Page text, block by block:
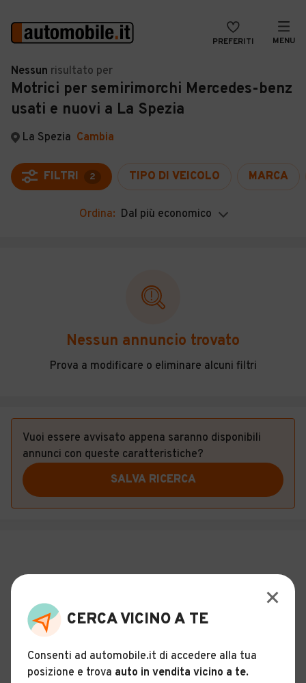
PREFERITI MENU
Auto
Auto usate
Auto Km 0
Auto Nuove
Concessionari
VENDI
MAGAZINE
ACCEDI
Nessun risultato per
Motrici per semirimorchi Mercedes-benz
usati e nuovi a La Spezia
La Spezia Cambia
FILTRI 2 TIPO DI VEICOLO MARCA
Ordina: Dal più economico
Nessun annuncio trovato
Prova a modificare o eliminare alcuni filtri
Vuoi essere avvisato appena saranno disponibili
annunci con queste caratteristiche?
SALVA RICERCA
CERCA VICINO A TE
Consenti ad automobile.it di accedere alla tua
posizione e trova auto in vendita vicino a te.